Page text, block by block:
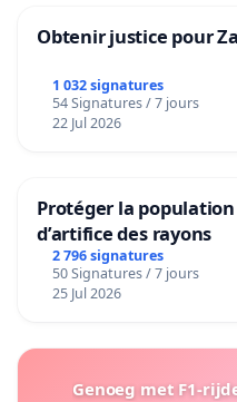
Obtenir justice pour
1 032 signatures
54 Signatures / 7 jours
22 Jul 2026
Protéger la
d’artifice des rayons
2 796 signatures
50 Signatures / 7 jours
25 Jul 2026
Genoeg met F1-